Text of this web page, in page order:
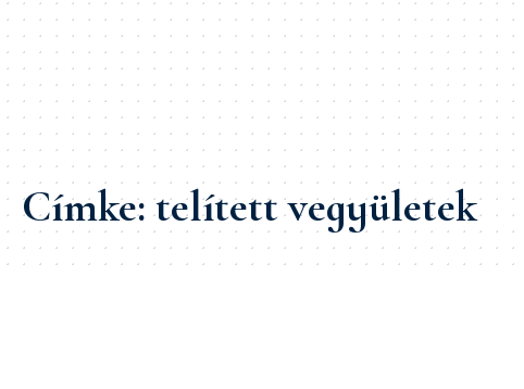
Címke:telített vegyületek